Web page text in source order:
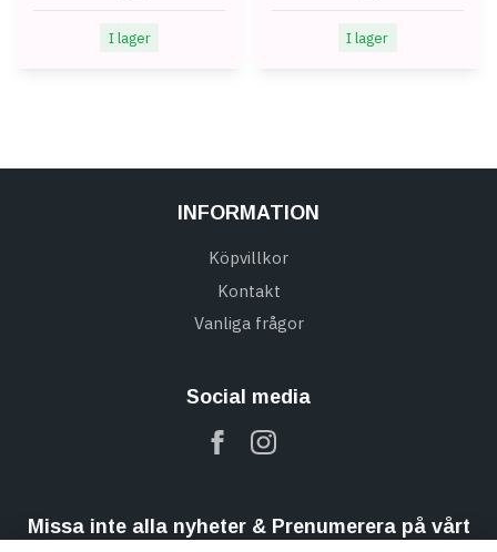
I lager I lager
INFORMATION
Köpvillkor
Kontakt
Vanliga frågor
Social media
Missa inte alla nyheter & Prenumerera på vårt